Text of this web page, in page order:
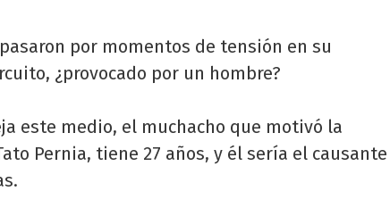
por momentos de tensión en su
¿provocado por un hombre?
este medio, el muchacho que motivó la
Pernia, tiene 27 años, y él sería el causante